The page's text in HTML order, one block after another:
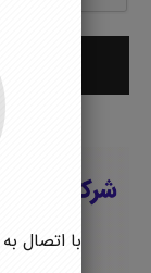
با اتصال